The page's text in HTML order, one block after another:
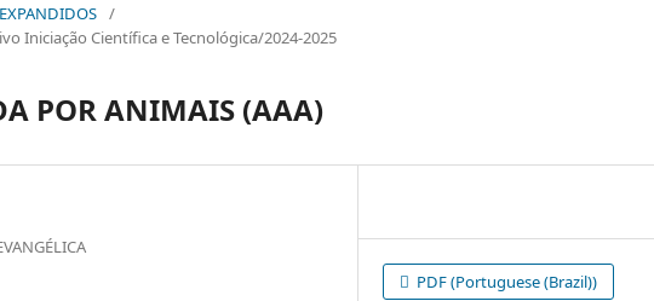
/
Iniciação Científica e Tecnológica/2024-2025
POR ANIMAIS (AAA)
PDF (Portuguese (Brazil))